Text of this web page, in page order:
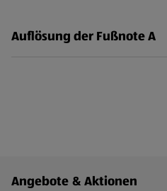
Auflösung der Fußnote A
Fußzeilenmenü - weitere Links
Angebote & Aktionen